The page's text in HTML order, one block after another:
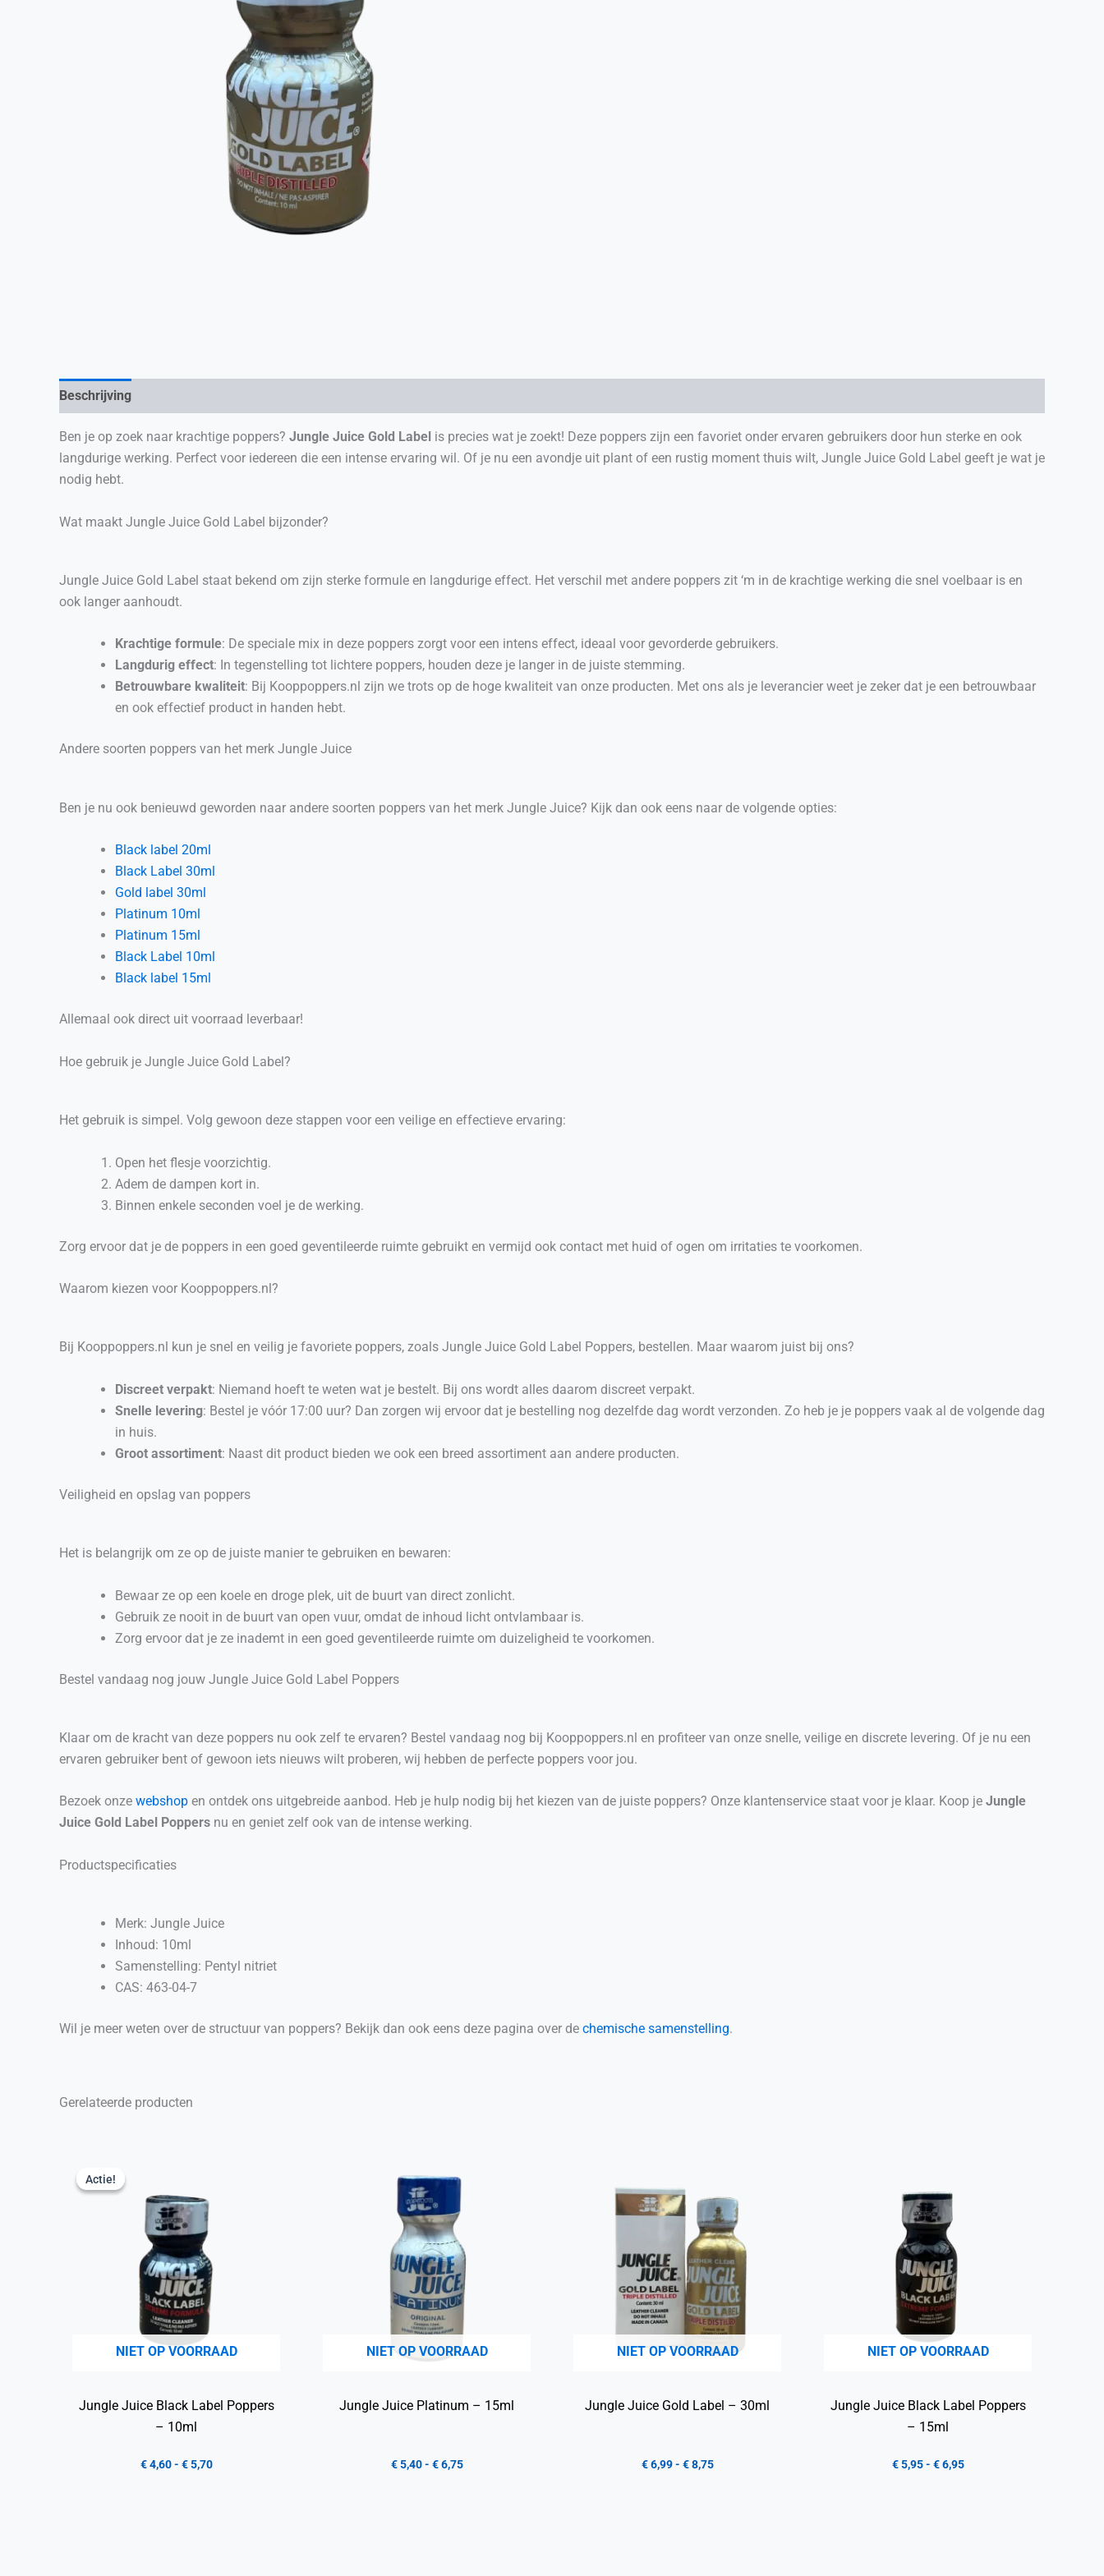
Beschrijving
Ben je op zoek naar krachtige poppers? Jungle Juice Gold Label is precies wat je zoekt! Deze poppers zijn een favoriet onder ervaren gebruikers door hun sterke en ook
langdurige werking. Perfect voor iedereen die een intense ervaring wil. Of je nu een avondje uit plant of een rustig moment thuis wilt, Jungle Juice Gold Label geeft je wat je
nodig hebt.
Wat maakt Jungle Juice Gold Label bijzonder?
Jungle Juice Gold Label staat bekend om zijn sterke formule en langdurige effect. Het verschil met andere poppers zit ‘m in de krachtige werking die snel voelbaar is en
ook langer aanhoudt.
Krachtige formule: De speciale mix in deze poppers zorgt voor een intens effect, ideaal voor gevorderde gebruikers.
Langdurig effect: In tegenstelling tot lichtere poppers, houden deze je langer in de juiste stemming.
Betrouwbare kwaliteit: Bij Kooppoppers.nl zijn we trots op de hoge kwaliteit van onze producten. Met ons als je leverancier weet je zeker dat je een betrouwbaar
en ook effectief product in handen hebt.
Andere soorten poppers van het merk Jungle Juice
Ben je nu ook benieuwd geworden naar andere soorten poppers van het merk Jungle Juice? Kijk dan ook eens naar de volgende opties:
Black label 20ml
Black Label 30ml
Gold label 30ml
Platinum 10ml
Platinum 15ml
Black Label 10ml
Black label 15ml
Allemaal ook direct uit voorraad leverbaar!
Hoe gebruik je Jungle Juice Gold Label?
Het gebruik is simpel. Volg gewoon deze stappen voor een veilige en effectieve ervaring:
Open het flesje voorzichtig.
Adem de dampen kort in.
Binnen enkele seconden voel je de werking.
Zorg ervoor dat je de poppers in een goed geventileerde ruimte gebruikt en vermijd ook contact met huid of ogen om irritaties te voorkomen.
Waarom kiezen voor Kooppoppers.nl?
Bij Kooppoppers.nl kun je snel en veilig je favoriete poppers, zoals Jungle Juice Gold Label Poppers, bestellen. Maar waarom juist bij ons?
Discreet verpakt: Niemand hoeft te weten wat je bestelt. Bij ons wordt alles daarom discreet verpakt.
Snelle levering: Bestel je vóór 17:00 uur? Dan zorgen wij ervoor dat je bestelling nog dezelfde dag wordt verzonden. Zo heb je je poppers vaak al de volgende dag
in huis.
Groot assortiment: Naast dit product bieden we ook een breed assortiment aan andere producten.
Veiligheid en opslag van poppers
Het is belangrijk om ze op de juiste manier te gebruiken en bewaren:
Bewaar ze op een koele en droge plek, uit de buurt van direct zonlicht.
Gebruik ze nooit in de buurt van open vuur, omdat de inhoud licht ontvlambaar is.
Zorg ervoor dat je ze inademt in een goed geventileerde ruimte om duizeligheid te voorkomen.
Bestel vandaag nog jouw Jungle Juice Gold Label Poppers
Klaar om de kracht van deze poppers nu ook zelf te ervaren? Bestel vandaag nog bij Kooppoppers.nl en profiteer van onze snelle, veilige en discrete levering. Of je nu een
ervaren gebruiker bent of gewoon iets nieuws wilt proberen, wij hebben de perfecte poppers voor jou.
Bezoek onze webshop en ontdek ons uitgebreide aanbod. Heb je hulp nodig bij het kiezen van de juiste poppers? Onze klantenservice staat voor je klaar. Koop je Jungle
Juice Gold Label Poppers nu en geniet zelf ook van de intense werking.
Productspecificaties
Merk: Jungle Juice
Inhoud: 10ml
Samenstelling: Pentyl nitriet
CAS: 463-04-7
Wil je meer weten over de structuur van poppers? Bekijk dan ook eens deze pagina over de chemische samenstelling.
Gerelateerde producten
Actie!
NIET OP VOORRAAD
Actie!
Jungle Juice Black Label Poppers
– 10ml
€4,60- €5,70
NIET OP VOORRAAD
Jungle Juice Platinum – 15ml
€5,40- €6,75
NIET OP VOORRAAD
Jungle Juice Gold Label – 30ml
€6,99- €8,75
NIET OP VOORRAAD
Jungle Juice Black Label Poppers
– 15ml
€5,95- €6,95